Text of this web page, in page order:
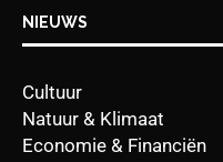
NIEUWS
Cultuur
Natuur & Klimaat
Economie & Financiën